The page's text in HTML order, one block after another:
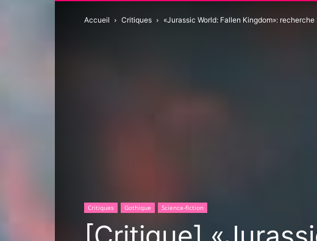
Accueil Critiques «Jurassic World: Fallen Kingdom»:
Critiques Gothique Science-fiction